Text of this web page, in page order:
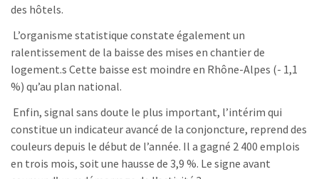
des hôtels.
L’organisme statistique constate également un
ralentissement de la baisse des mises en chantier de
logement.s Cette baisse est moindre en Rhône-Alpes (- 1,1
%) qu’au plan national.
Enfin, signal sans doute le plus important, l’intérim qui
constitue un indicateur avancé de la conjoncture, reprend des
couleurs depuis le début de l’année. Il a gagné 2 400 emplois
en trois mois, soit une hausse de 3,9 %. Le signe avant